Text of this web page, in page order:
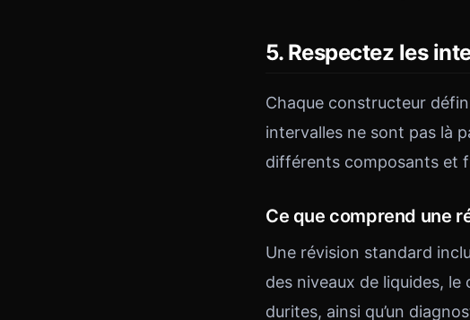
5. Respectez les
Chaque constructeur
intervalles ne sont pas là
différents composants et
Ce que comprend une
Une révision standard
des niveaux de liquides, le
durites, ainsi qu’un